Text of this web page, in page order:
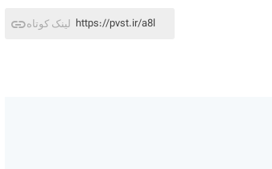
لینک کوتاه https://pvst.ir/a8l